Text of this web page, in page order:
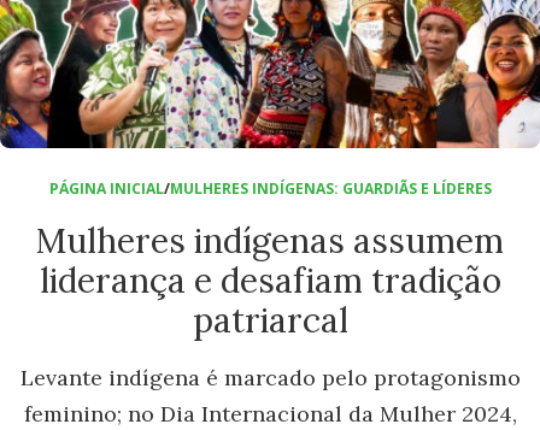
PÁGINA INICIAL/MULHERES INDÍGENAS: GUARDIÃS E LÍDERES
Mulheres indígenas assumem
liderança e desafiam tradição
patriarcal
Levante indígena é marcado pelo protagonismo
feminino; no Dia Internacional da Mulher 2024,